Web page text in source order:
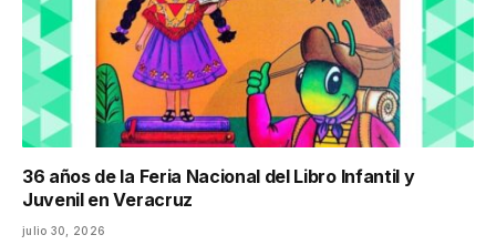
36 años de la Feria Nacional del Libro Infantil y
Juvenil en Veracruz
julio 30, 2026